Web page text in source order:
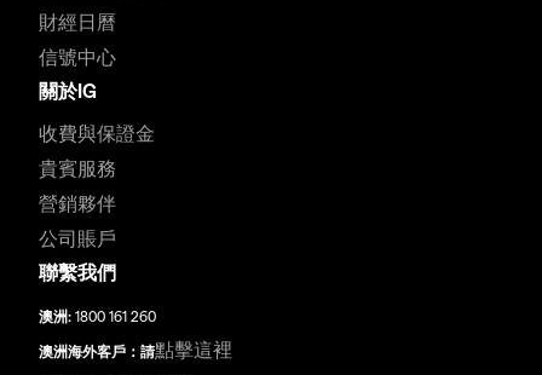
財經日曆
信號中心
關於IG
收費與保證金
貴賓服務
營銷夥伴
公司賬戶
聯繫我們
澳洲: 1800 161 260
澳洲海外客戶：請點擊這裡